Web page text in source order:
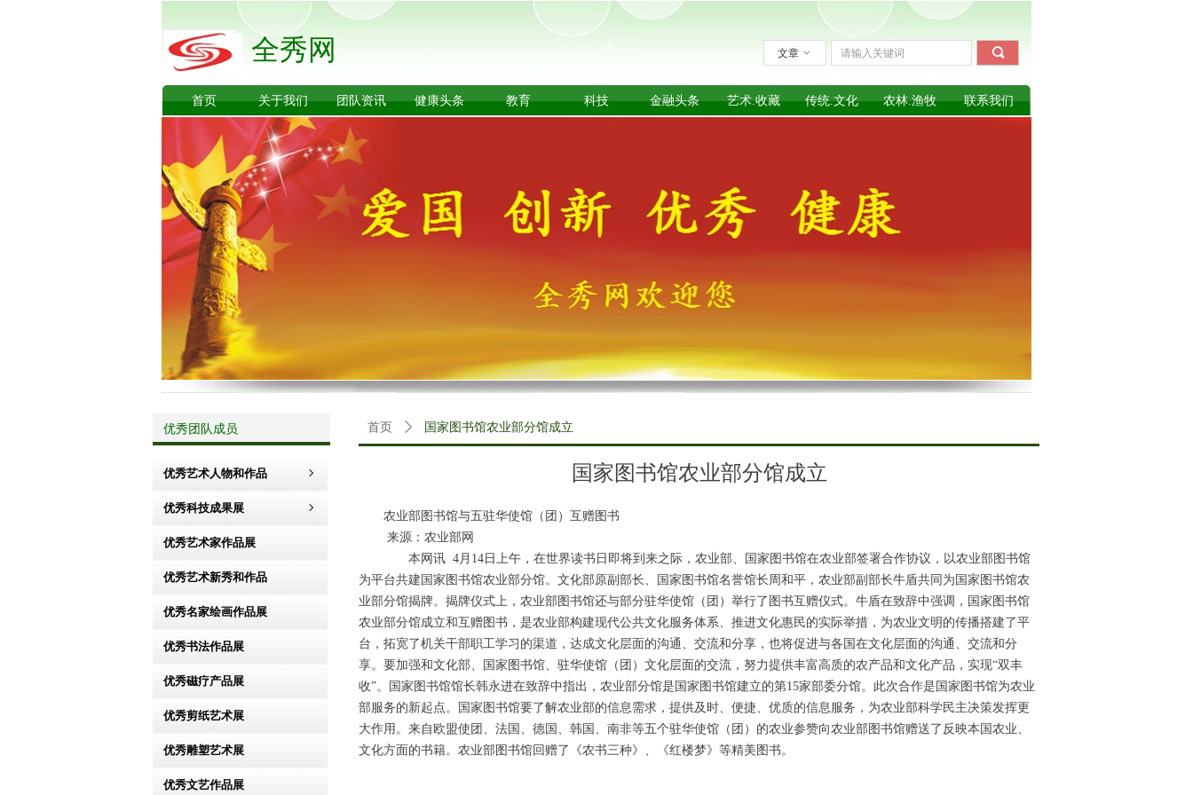
全秀网 끠
文章 ꀁ
首页 关于我们 团队资讯 健康头条 教育 科技 金融头条 艺术.收藏 传统.文化 农林.渔牧 联系我们
优秀团队成员
ꁇ
优秀艺术人物和作品
ꁇ
优秀科技成果展
优秀艺术家作品展
优秀艺术新秀和作品
优秀名家绘画作品展
优秀书法作品展
优秀磁疗产品展
优秀剪纸艺术展
优秀雕塑艺术展
优秀文艺作品展
首页 ꄲ 国家图书馆农业部分馆成立
国家图书馆农业部分馆成立
农业部图书馆与五驻华使馆（团）互赠图书
来源：农业部网
本网讯 4月 14 日上午，在世界读书日即将到来之际，农业部、国家图书馆在农业部签署合作协议，以农业部图书馆
为平台共建国家图书馆农业部分馆。文化部原副部长、国家图书馆名誉馆长周和平，农业部副部长牛盾共同为国家图书馆农
业部分馆揭牌。揭牌仪式上，农业部图书馆还与部分驻华使馆（团）举行了图书互赠仪式。牛盾在致辞中强调，国家图书馆
农业部分馆成立和互赠图书，是农业部构建现代公共文化服务体系、推进文化惠民的实际举措，为农业文明的传播搭建了平
台，拓宽了机关干部职工学习的渠道，达成文化层面的沟通、交流和分享，也将促进与各国在文化层面的沟通、交流和分
享。要加强和文化部、国家图书馆、驻华使馆（团）文化层面的交流，努力提供丰富高质的农产品和文化产品，实现“双丰
收”。国家图书馆馆长韩永进在致辞中指出，农业部分馆是国家图书馆建立的第15家部委分馆。此次合作是国家图书馆为农业
部服务的新起点。国家图书馆要了解农业部的信息需求，提供及时、便捷、优质的信息服务，为农业部科学民主决策发挥更
大作用。来自欧盟使团、法国、德国、韩国、南非等五个驻华使馆（团）的农业参赞向农业部图书馆赠送了反映本国农业、
文化方面的书籍。农业部图书馆回赠了《农书三种》、《红楼梦》等精美图书。